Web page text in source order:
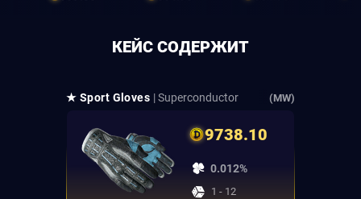
КЕЙС СОДЕРЖИТ
★ Sport Gloves | Superconductor (MW)
9738.10
0.012%
1 - 12